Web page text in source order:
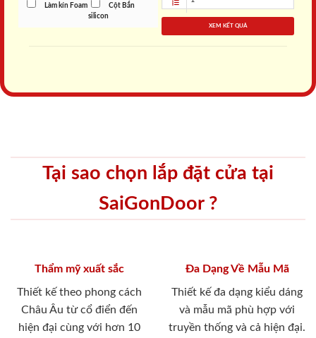
Làm kín Foam
Cột Bắn
silicon
XEM KẾT QUẢ
Tại sao chọn lắp đặt cửa tại
SaiGonDoor ?
Thẩm mỹ xuất sắc
Thiết kế theo phong cách
Châu Âu từ cổ điển đến
hiện đại cùng với hơn 10
Đa Dạng Về Mẫu Mã
Thiết kế đa dạng kiểu dáng
và mẫu mã phù hợp với
truyền thống và cả hiện đại.